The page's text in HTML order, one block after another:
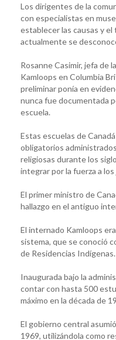
Los dirigentes de la
con especialistas en
establecer las causas y
actualmente se
Rosanne Casimir, jefa de
Kamloops en Columbia
preliminar ponía en
nunca fue documentada
escuela.
Estas escuelas de
obligatorios
religiosas durante los
integrar por la fuerza a
El primer ministro de
hallazgo en el antiguo
El internado Kamloops
sistema, que se conoció
de Residencias Indígenas.
Inaugurada bajo la
contar con hasta 500
máximo en la década de
El gobierno central
1969, utilizándola como